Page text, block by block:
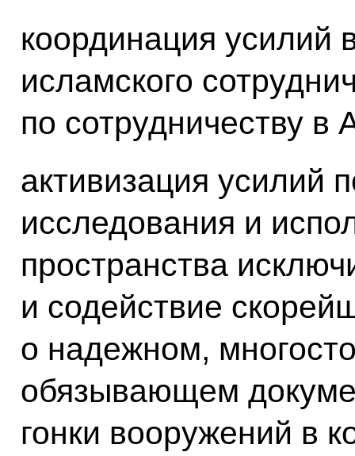
координация усилий
исламского
по сотрудничеству в
активизация усилий
исследования и
пространства
и содействие
о надежном,
обязывающем
гонки вооружений в